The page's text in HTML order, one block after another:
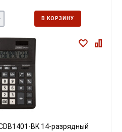
В КОРЗИНУ
BK 14-разрядный